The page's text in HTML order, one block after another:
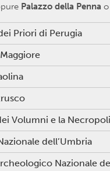
Palazzo della Penna o
Priori di Perugia
Volumni e la
dell’Umbria
Nazionale